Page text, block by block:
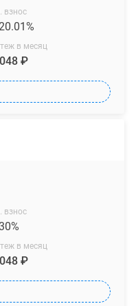
взнос
в месяц
₽
взнос
в месяц
₽